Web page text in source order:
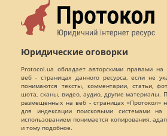
Юридические оговорки
Protocol.ua обладает авторскими правами
веб - страницах данного ресурса, если не
понимаются тексты, комментарии, статьи,
шота, сканы, видео, аудио, другие материалы.
размещенных на веб - страницах «Протокол»
для индексации поисковыми системами на
использованием понимается копирования,
и тому подобное.